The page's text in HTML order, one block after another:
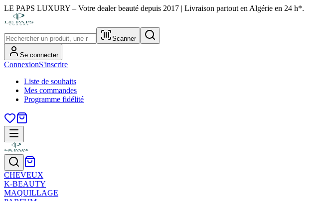
LE PAPS LUXURY – Votre dealer beauté depuis 2017 | Livraison partout en Algérie en 24 h*.
Scanner
Se connecter
ConnexionS'inscrire
Liste de souhaits
Mes commandes
Programme fidélité
CHEVEUX
K-BEAUTY
MAQUILLAGE